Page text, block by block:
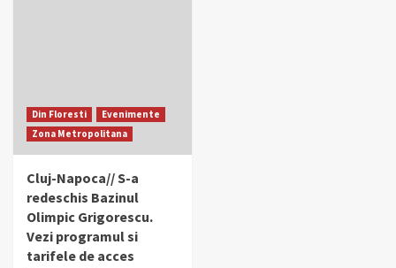
Din Floresti
Evenimente
Zona Metropolitana
Cluj-Napoca// S-a
redeschis Bazinul
Olimpic Grigorescu.
Vezi programul si
tarifele de acces